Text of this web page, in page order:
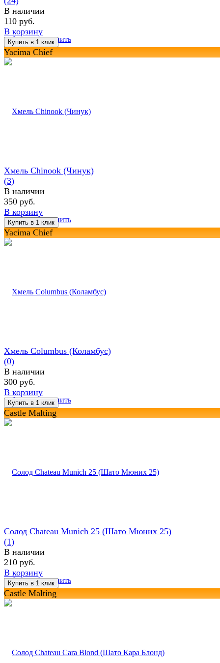
избранное сравнить
В наличии
110 руб.
В корзину
Yacima Chief
избранное сравнить
Хмель Chinook (Чинук)
(3)
В наличии
350 руб.
В корзину
Yacima Chief
избранное сравнить
Хмель Columbus (Коламбус)
(0)
В наличии
300 руб.
В корзину
Castle Malting
избранное сравнить
Солод Chateau Munich 25 (Шато Мюних 25)
(1)
В наличии
210 руб.
В корзину
Castle Malting